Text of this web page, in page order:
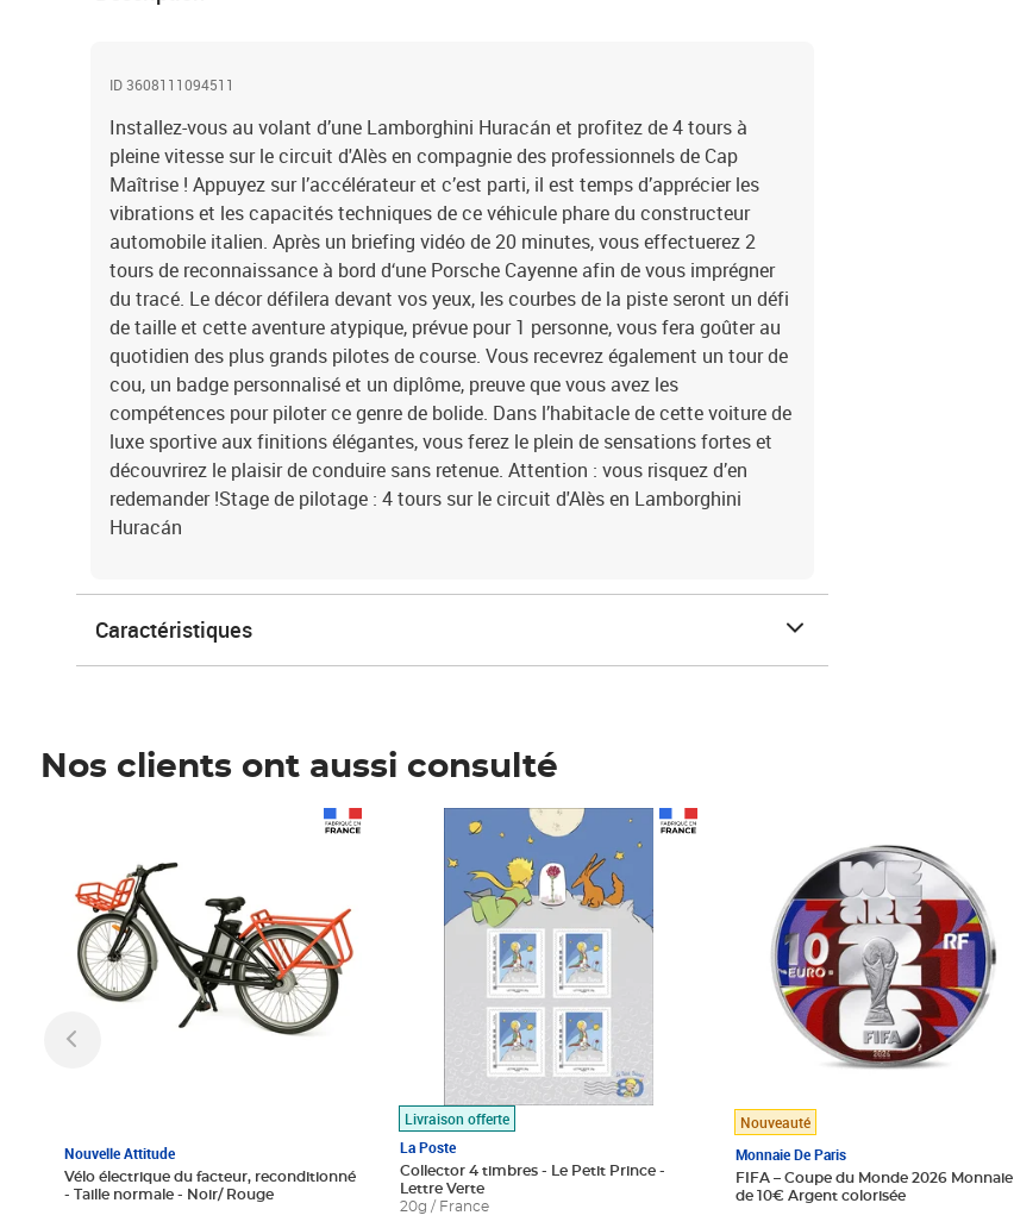
ID 3608111094511
Installez-vous au volant d’une Lamborghini Huracán et profitez de 4 tours à
pleine vitesse sur le circuit d'Alès en compagnie des professionnels de Cap
Maîtrise ! Appuyez sur l’accélérateur et c’est parti, il est temps d’apprécier les
vibrations et les capacités techniques de ce véhicule phare du constructeur
automobile italien. Après un briefing vidéo de 20 minutes, vous effectuerez 2
tours de reconnaissance à bord d‘une Porsche Cayenne afin de vous imprégner
du tracé. Le décor défilera devant vos yeux, les courbes de la piste seront un défi
de taille et cette aventure atypique, prévue pour 1 personne, vous fera goûter au
quotidien des plus grands pilotes de course. Vous recevrez également un tour de
cou, un badge personnalisé et un diplôme, preuve que vous avez les
compétences pour piloter ce genre de bolide. Dans l’habitacle de cette voiture de
luxe sportive aux finitions élégantes, vous ferez le plein de sensations fortes et
découvrirez le plaisir de conduire sans retenue. Attention : vous risquez d’en
redemander !Stage de pilotage : 4 tours sur le circuit d'Alès en Lamborghini
Huracán
Caractéristiques
Nos clients ont aussi consulté
Nouvelle Attitude
Vélo électrique du facteur, reconditionné
- Taille normale - Noir/ Rouge
Livraison offerte
La Poste
Collector 4 timbres - Le Petit Prince -
Lettre Verte
20g / France
Prix 7,50€
Nouveauté
Monnaie De Paris
FIFA – Coupe du Monde 2026 Monnaie
de 10€ Argent colorisée